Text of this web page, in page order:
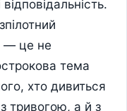
— це не
тема
хто дивиться
тривогою, а й з